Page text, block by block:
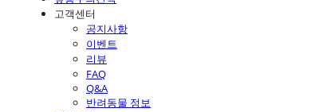
고객센터
공지사항
이벤트
리뷰
FAQ
Q&A
반려동물 정보